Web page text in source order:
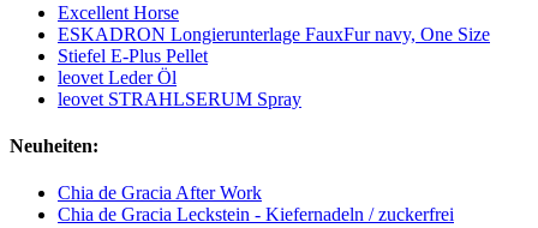
Excellent Horse
ESKADRON Longierunterlage FauxFur navy, One Size
Stiefel E-Plus Pellet
leovet Leder Öl
leovet STRAHLSERUM Spray
Neuheiten:
Chia de Gracia After Work
Chia de Gracia Leckstein - Kiefernadeln / zuckerfrei